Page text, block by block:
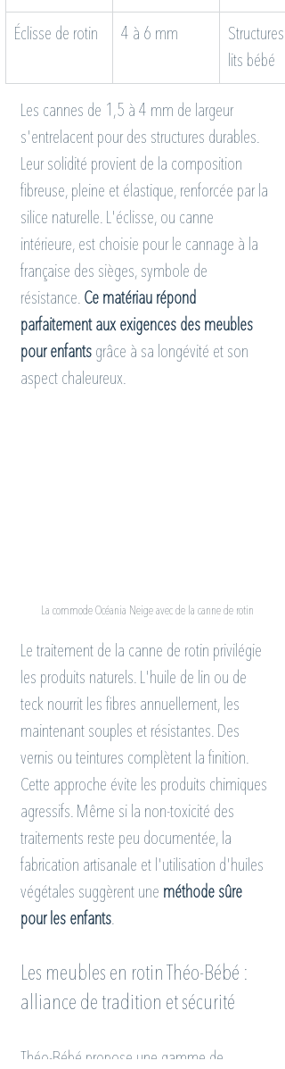
Éclisse de rotin 4 à 6 mm
Structures
lits bébé
Les cannes de 1,5 à 4 mm de largeur
s'entrelacent pour des structures durables.
Leur solidité provient de la composition
fibreuse, pleine et élastique, renforcée par la
silice naturelle. L'éclisse, ou canne
intérieure, est choisie pour le cannage à la
française des sièges, symbole de
résistance. Ce matériau répond
parfaitement aux exigences des meubles
pour enfants grâce à sa longévité et son
aspect chaleureux.
La commode Océania Neige avec de la canne de rotin
Le traitement de la canne de rotin privilégie
les produits naturels. L'huile de lin ou de
teck nourrit les fibres annuellement, les
maintenant souples et résistantes. Des
vernis ou teintures complètent la finition.
Cette approche évite les produits chimiques
agressifs. Même si la non-toxicité des
traitements reste peu documentée, la
fabrication artisanale et l'utilisation d'huiles
végétales suggèrent une méthode sûre
pour les enfants.
Les meubles en rotin Théo-Bébé :
alliance de tradition et sécurité
Théo-Bébé propose une gamme de